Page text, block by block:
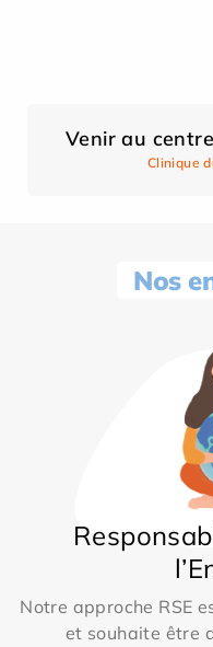
Venir au
Clinique
Nos
Notre approche RSE
et souhaite être